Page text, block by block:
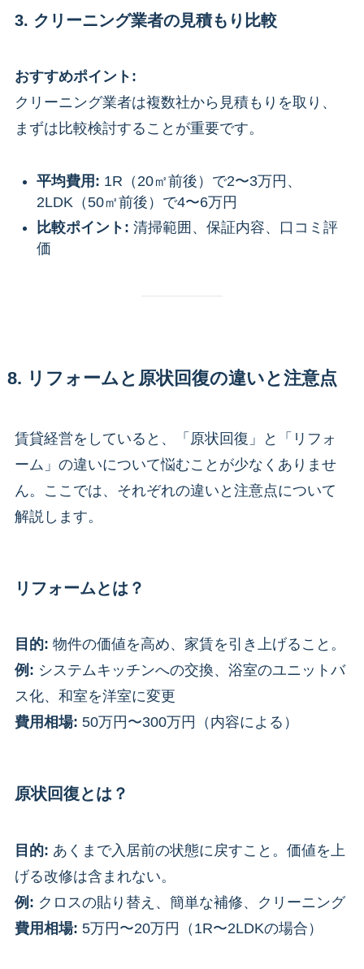
3. クリーニング業者の見積もり比較
おすすめポイント:
クリーニング業者は複数社から見積もりを取り、
まずは比較検討することが重要です。
平均費用: 1R（20㎡前後）で2〜3万円、
2LDK（50㎡前後）で4〜6万円
比較ポイント: 清掃範囲、保証内容、口コミ評
価
8. リフォームと原状回復の違いと注意点
賃貸経営をしていると、「原状回復」と「リフォ
ーム」の違いについて悩むことが少なくありませ
ん。ここでは、それぞれの違いと注意点について
解説します。
リフォームとは？
目的: 物件の価値を高め、家賃を引き上げること。
例: システムキッチンへの交換、浴室のユニットバ
ス化、和室を洋室に変更
費用相場: 50万円〜300万円（内容による）
原状回復とは？
目的: あくまで入居前の状態に戻すこと。価値を上
げる改修は含まれない。
例: クロスの貼り替え、簡単な補修、クリーニング
費用相場: 5万円〜20万円（1R〜2LDKの場合）